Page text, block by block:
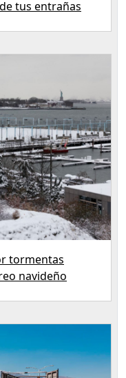
tus entrañas
tormentas
navideño